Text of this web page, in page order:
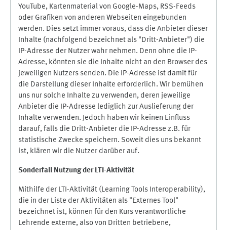
YouTube, Kartenmaterial von Google-Maps, RSS-Feeds
oder Grafiken von anderen Webseiten eingebunden
werden. Dies setzt immer voraus, dass die Anbieter dieser
Inhalte (nachfolgend bezeichnet als "Dritt-Anbieter") die
IP-Adresse der Nutzer wahr nehmen. Denn ohne die IP-
Adresse, könnten sie die Inhalte nicht an den Browser des
jeweiligen Nutzers senden. Die IP-Adresse ist damit für
die Darstellung dieser Inhalte erforderlich. Wir bemühen
uns nur solche Inhalte zu verwenden, deren jeweilige
Anbieter die IP-Adresse lediglich zur Auslieferung der
Inhalte verwenden. Jedoch haben wir keinen Einfluss
darauf, falls die Dritt-Anbieter die IP-Adresse z.B. für
statistische Zwecke speichern. Soweit dies uns bekannt
ist, klären wir die Nutzer darüber auf.
Sonderfall Nutzung der LTI-Aktivität
Mithilfe der LTI-Aktivität (Learning Tools Interoperability),
die in der Liste der Aktivitäten als "Externes Tool"
bezeichnet ist, können für den Kurs verantwortliche
Lehrende externe, also von Dritten betriebene,